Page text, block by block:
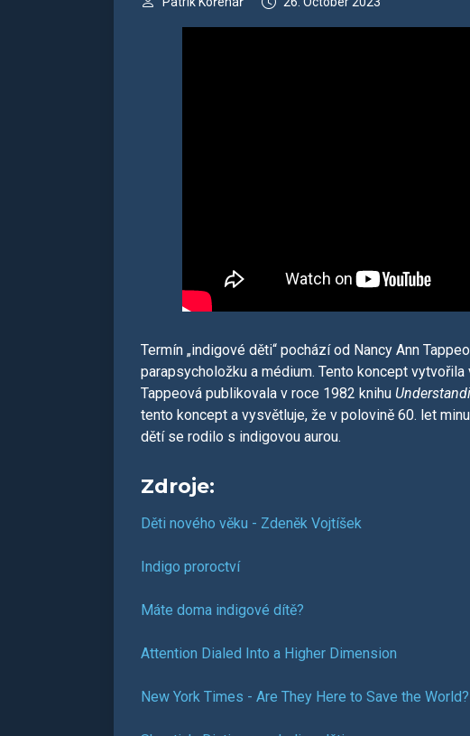
Termín „indigové děti“ pochází od Nancy Ann
parapsycholožku a médium. Tento koncept
Tappeová publikovala v roce 1982 knihu
tento koncept a vysvětluje, že v polovině 60. let
dětí se rodilo s indigovou aurou.
Zdroje:
Děti nového věku - Zdeněk Vojtíšek
Indigo proroctví
Máte doma indigové dítě?
Attention Dialed Into a Higher Dimension
New York Times - Are They Here to Save the World?